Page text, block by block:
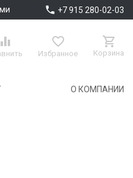
 +7 915 280-02-03
 
Избранное

Корзина
О КОМПАНИИ